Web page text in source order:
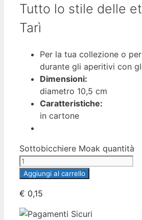
Tutto lo stile delle
Tarì
Per la tua collezione o
durante gli aperitivi con
Dimensioni:
diametro 10,5 cm
Caratteristiche:
in cartone
Sottobicchiere Moak quantità
Aggiungi al carrello
€ 0,15